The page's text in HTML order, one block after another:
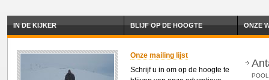
IN DE KIJKER BLIJF OP DE HOOGTE
Onze mailing lijst
Schrijf u in om op de hoogte te
ONZE